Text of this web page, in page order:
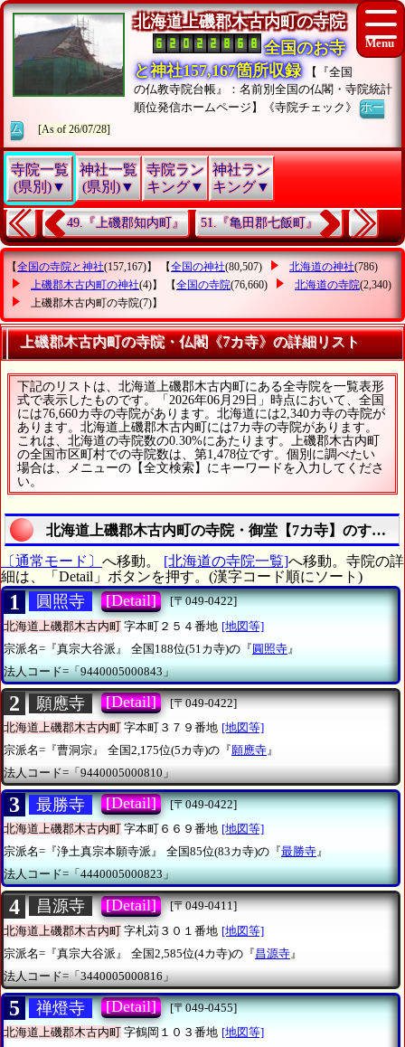
北海道上磯郡木古内町の寺院
全国のお寺
と神社157,167箇所収録
【『全国
の仏教寺院台帳』：名前別全国の仏閣・寺院統計
順位発信ホームページ】《寺院チェック》ホー
ム
[As of 26/07/28]
寺院一覧
(県別)▼
神社一覧
(県別)▼
寺院ラン
キング▼
神社ラン
キング▼
49.『上磯郡知内町』 51.『亀田郡七飯町』
【全国の寺院と神社(157,167)】 【全国の神社(80,507) 北海道の神社(786)
上磯郡木古内町の神社(4)】 【全国の寺院(76,660) 北海道の寺院(2,340)
上磯郡木古内町の寺院(7)】
上磯郡木古内町の寺院・仏閣《7カ寺》の詳細リスト
下記のリストは、北海道上磯郡木古内町にある全寺院を一覧表形
式で表示したものです。「2026年06月29日」時点において、全国
には76,660カ寺の寺院があります。北海道には2,340カ寺の寺院が
あります。北海道上磯郡木古内町には7カ寺の寺院があります。
これは、北海道の寺院数の0.30%にあたります。上磯郡木古内町
の全国市区町村での寺院数は、第1,478位です。個別に調べたい
場合は、メニューの【全文検索】にキーワードを入力してくださ
い。
北海道上磯郡木古内町の寺院・御堂【7カ寺】のすべて
〔通常モード〕 へ移動。 [北海道の寺院一覧]へ移動。寺院の詳
細は、「Detail」ボタンを押す。(漢字コード順にソート)
1 圓照寺 [Detail]
[〒049-0422]
北海道上磯郡木古内町 字本町２５４番地 [地図等]
宗派名=『真宗大谷派』
全国188位(51カ寺)の『圓照寺 』
法人コード=「9440005000843」
2 願應寺 [Detail]
[〒049-0422]
北海道上磯郡木古内町 字本町３７９番地 [地図等]
宗派名=『曹洞宗』
全国2,175位(5カ寺)の『願應寺』
法人コード=「9440005000810」
3 最勝寺 [Detail]
[〒049-0422]
北海道上磯郡木古内町 字本町６６９番地 [地図等]
宗派名=『浄土真宗本願寺派』
全国85位(83カ寺)の『最勝寺』
法人コード=「4440005000823」
4 昌源寺 [Detail]
[〒049-0411]
北海道上磯郡木古内町 字札苅３０１番地 [地図等]
宗派名=『真宗大谷派』
全国2,585位(4カ寺)の『昌源寺 』
法人コード=「3440005000816」
5 禅燈寺 [Detail]
[〒049-0455]
北海道上磯郡木古内町 字鶴岡１０３番地 [地図等]